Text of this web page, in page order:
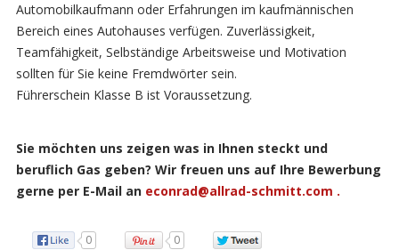
Automobilkaufmann oder Erfahrungen im kaufmännischen
Bereich eines Autohauses verfügen. Zuverlässigkeit,
Teamfähigkeit, Selbständige Arbeitsweise und Motivation
sollten für Sie keine Fremdwörter sein.
Führerschein Klasse B ist Voraussetzung.
Sie möchten uns zeigen was in Ihnen steckt und
beruflich Gas geben? Wir freuen uns auf Ihre Bewerbung
gerne per E-Mail an econrad@allrad-schmitt.com .
0 0